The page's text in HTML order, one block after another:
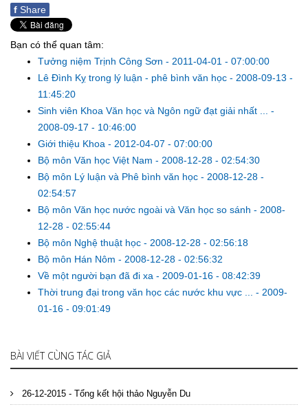
f Share
Bạn có thể quan tâm:
Tưởng niệm Trịnh Công Sơn - 2011-04-01 - 07:00:00
Lê Đình Kỵ trong lý luận - phê bình văn học - 2008-09-13 -
11:45:20
Sinh viên Khoa Văn học và Ngôn ngữ đạt giải nhất ... -
2008-09-17 - 10:46:00
Giới thiệu Khoa - 2012-04-07 - 07:00:00
Bộ môn Văn học Việt Nam - 2008-12-28 - 02:54:30
Bộ môn Lý luận và Phê bình văn học - 2008-12-28 -
02:54:57
Bộ môn Văn học nước ngoài và Văn học so sánh - 2008-
12-28 - 02:55:44
Bộ môn Nghệ thuật học - 2008-12-28 - 02:56:18
Bộ môn Hán Nôm - 2008-12-28 - 02:56:32
Về một người bạn đã đi xa - 2009-01-16 - 08:42:39
Thời trung đại trong văn học các nước khu vực ... - 2009-
01-16 - 09:01:49
BÀI VIẾT CÙNG TÁC GIẢ
26-12-2015 - Tổng kết hội thảo Nguyễn Du